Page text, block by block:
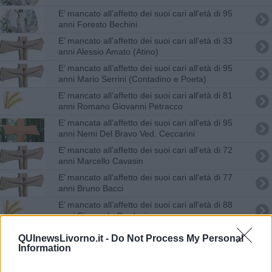
QUInewsLivorno.it - Do Not Process My Personal
Information
E’ mancato all’affetto dei suoi cari all'età di 95
anni Foresto Bechini
E’ mancato all’affetto dei suoi cari all'età di 33
anni Alessio Amato (Atino)
E’ mancato all’affetto dei suoi cari all'età di 95
anni Mario Serrini (Contadino e Poeta)
E’ mancato all’affetto dei suoi cari all'età di 81
anni Romano Giovanni Petracco
E’ mancata all’affetto dei suoi cari all'età di 95
anni Nemi Del Bravo Ved. Ceccarini
E’ mancato all’affetto dei suoi cari all'età di 72
anni Marcello Cavasin
E’ mancato all’affetto dei suoi cari all'età di 77
anni Bruno Bacci
E’ mancato all’affetto dei suoi cari all'età di 88
anni Giancarlo Cordoni
anni Giuseppe Strati